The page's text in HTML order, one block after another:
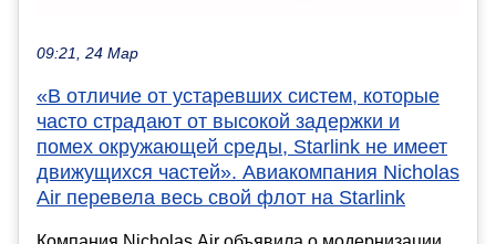
09:21, 24 Мар
«В отличие от устаревших систем, которые
часто страдают от высокой задержки и
помех окружающей среды, Starlink не имеет
движущихся частей». Авиакомпания Nicholas
Air перевела весь свой флот на Starlink